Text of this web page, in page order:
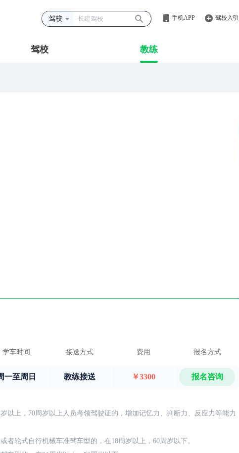
驾校 手机APP 驾校入驻
驾校 教练
学车时间 接送方式 费用 报名方式
一至周日 教练接送 ￥3300 报名咨询
以上，70周岁以上人员考领驾驶证的，增加记忆力、判断力、反应力等能力
轮式自行机械车准驾车型的，在18周岁以上，60周岁以下。